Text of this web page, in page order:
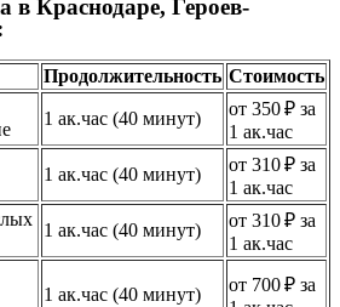
в Краснодаре, Героев-
Продолжительность Стоимость
1 ак.час (40 минут)
от 350 ₽ за
1 ак.час
1 ак.час (40 минут)
от 310 ₽ за
1 ак.час
1 ак.час (40 минут)
от 310 ₽ за
1 ак.час
1 ак.час (40 минут)
от 700 ₽ за